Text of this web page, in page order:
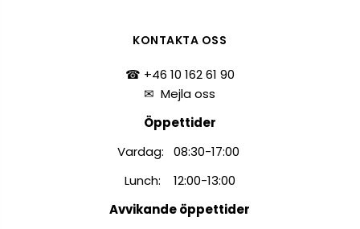
KONTAKTA OSS
☎ +46 10 162 61 90
✉Mejla oss
Öppettider
Vardag: 08:30-17:00
Lunch: 12:00-13:00
Avvikande öppettider